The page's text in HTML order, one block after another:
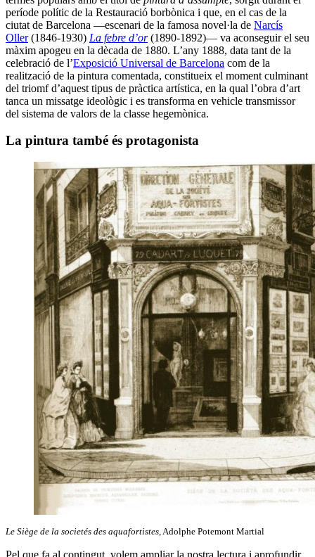
període polític de la Restauració borbònica i que, en el cas de la
ciutat de Barcelona —escenari de la famosa novel·la de Narcís
Oller(1846-1930) La febre d’or(1890-1892)— va aconseguir el seu
màxim apogeu en la dècada de 1880. L’any 1888, data tant de la
celebració de l’Exposició Universal de Barcelona com de la
realització de la pintura comentada, constitueix el moment culminant
del triomf d’aquest tipus de pràctica artística, en la qual l’obra d’art
tanca un missatge ideològic i es transforma en vehicle transmissor
del sistema de valors de la classe hegemònica.
La pintura també és protagonista
Le Siège de la societés des aquafortistes , Adolphe Potemont Martial
Pel que fa al contingut, volem ampliar la nostra lectura i aprofundir